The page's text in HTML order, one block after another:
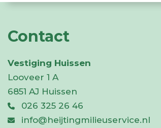
Contact
Vestiging Huissen
Looveer 1 A
6851 AJ Huissen
026 325 26 46
info@heijtingmilieuservice.nl